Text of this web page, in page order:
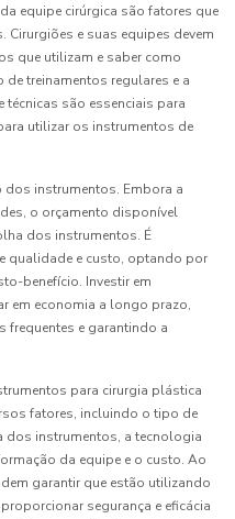
equipe cirúrgica são fatores que
e suas equipes devem
que utilizam e saber como
treinamentos regulares e a
são essenciais para
utilizar os instrumentos de
dos instrumentos. Embora a
o orçamento disponível
dos instrumentos. É
qualidade e custo, optando por
benefício. Investir em
em economia a longo prazo,
frequentes e garantindo a
para cirurgia plástica
fatores, incluindo o tipo de
dos instrumentos, a tecnologia
da equipe e o custo. Ao
garantir que estão utilizando
segurança e eficácia